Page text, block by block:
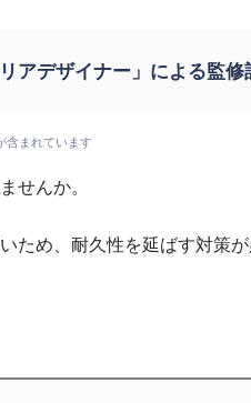
アデザイナー」による監修
含まれています
せんか。
ため、耐久性を延ばす対策が